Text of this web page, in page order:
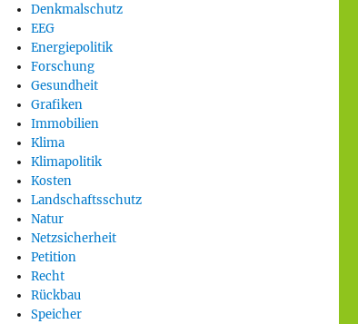
Denkmalschutz
EEG
Energiepolitik
Forschung
Gesundheit
Grafiken
Immobilien
Klima
Klimapolitik
Kosten
Landschaftsschutz
Natur
Netzsicherheit
Petition
Recht
Rückbau
Speicher